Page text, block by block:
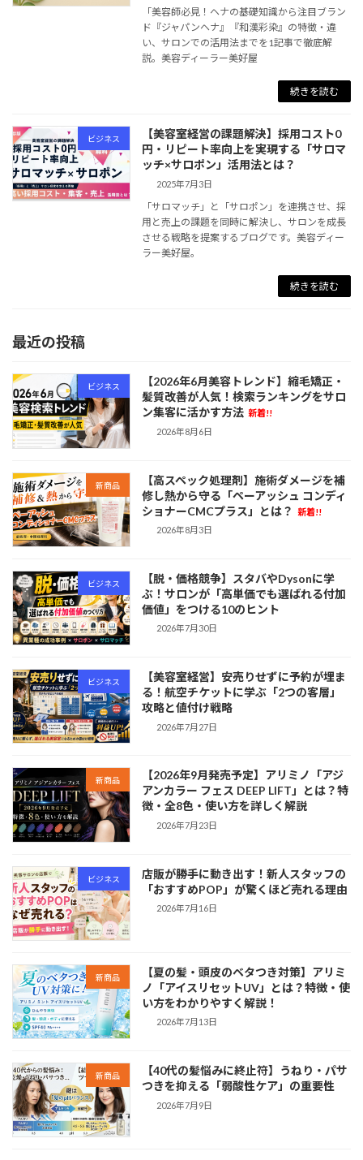
「美容師必見！ヘナの基礎知識から注目ブラン
ド『ジャパンヘナ』『和漢彩染』の特徴・違
い、サロンでの活用法までを1記事で徹底解
説。美容ディーラー美好屋
続きを読む
ビジネス
【美容室経営の課題解決】採用コスト0
円・リピート率向上を実現する「サロマ
ッチ×サロポン」活用法とは？
2025年7月3日
「サロマッチ」と「サロポン」を連携させ、採
用と売上の課題を同時に解決し、サロンを成長
させる戦略を提案するブログです。美容ディー
ラー美好屋。
続きを読む
最近の投稿
ビジネス
【2026年6月美容トレンド】縮毛矯正・
髪質改善が人気！検索ランキングをサロ
ン集客に活かす方法 新着!!
2026年8月6日
新商品
【高スペック処理剤】施術ダメージを補
修し熱から守る「ペーアッシュ コンディ
ショナーCMCプラス」とは？
新着!!
2026年8月3日
ビジネス
【脱・価格競争】スタバやDysonに学
ぶ！サロンが「高単価でも選ばれる付加
価値」をつける10のヒント
2026年7月30日
ビジネス
【美容室経営】安売りせずに予約が埋ま
る！航空チケットに学ぶ「2つの客層」
攻略と値付け戦略
2026年7月27日
新商品
【2026年9月発売予定】アリミノ「アジ
アンカラー フェス DEEP LIFT」とは？特
徴・全8色・使い方を詳しく解説
2026年7月23日
ビジネス
店販が勝手に動き出す！新人スタッフの
「おすすめPOP」が驚くほど売れる理由
2026年7月16日
新商品
【夏の髪・頭皮のベタつき対策】アリミ
ノ「アイスリセットUV」とは？特徴・使
い方をわかりやすく解説！
2026年7月13日
新商品
【40代の髪悩みに終止符】うねり・パサ
つきを抑える「弱酸性ケア」の重要性
2026年7月9日